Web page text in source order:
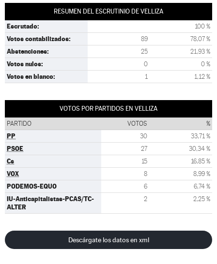
RESUMEN DEL ESCRUTINIO DE VELLIZA
Escrutado: 100 %
Votos contabilizados: 89 78,07 %
Abstenciones: 25 21,93 %
Votos nulos: 0 0 %
Votos en blanco: 1 1,12 %
VOTOS POR PARTIDOS EN VELLIZA
PARTIDO VOTOS %
PP 30 33,71 %
PSOE 27 30,34 %
Cs 15 16,85 %
VOX 8 8,99 %
PODEMOS-EQUO 6 6,74 %
IU-Anticapitalistas-PCAS/TC-
ALTER
2 2,25 %
Descárgate los datos en xml